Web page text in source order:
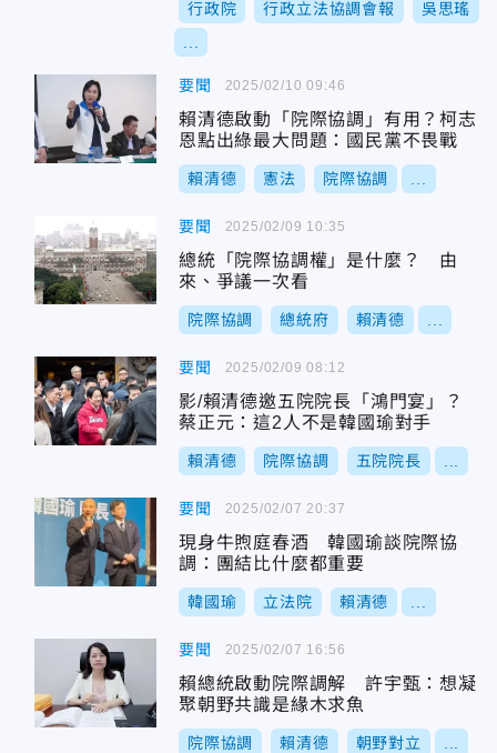
行政院 行政立法協調會報 吳思瑤
要聞
賴清德啟動「院際協調」有用？柯志
恩點出綠最大問題：國民黨不畏戰
賴清德 憲法 院際協調
2025/02/10 09:46
要聞
總統「院際協調權」是什麼？ 由
來、爭議一次看
院際協調 總統府 賴清德
2025/02/09 10:35
要聞
影/賴清德邀五院院長「鴻門宴」？
蔡正元：這2人不是韓國瑜對手
賴清德 院際協調 五院院長
2025/02/09 08:12
要聞
現身牛煦庭春酒 韓國瑜談院際協
調：團結比什麼都重要
韓國瑜 立法院 賴清德
2025/02/07 20:37
要聞
賴總統啟動院際調解 許宇甄：想凝
聚朝野共識是緣木求魚
院際協調 賴清德 朝野對立
2025/02/07 16:56